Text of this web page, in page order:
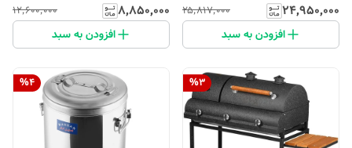
۲۴٬۹۵۰٬۰۰۰ ۲۵٬۸۱۷٬۰۰۰
افزودن به سبد
۸٬۸۵۰٬۰۰۰ ۱۲٬۶۰۰٬۰۰۰
افزودن به سبد
%3
%4